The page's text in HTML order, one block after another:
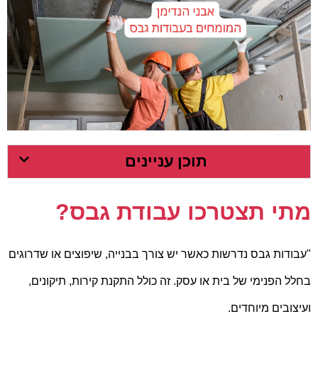
תוכן עניינים
מתי תצטרכו עבודת גבס?
"עבודות גבס נדרשות כאשר יש צורך בבנייה, שיפוצים או שדרוגים
בחלל הפנימי של בית או עסק. זה כולל התקנת קירות, תיקונים,
ועיצובים מיוחדים.